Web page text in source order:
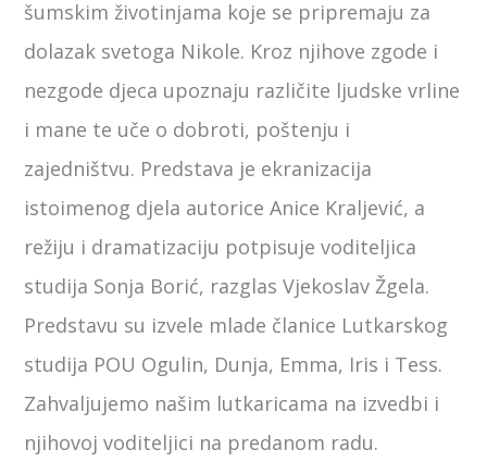
šumskim životinjama koje se pripremaju za
dolazak svetoga Nikole. Kroz njihove zgode i
nezgode djeca upoznaju različite ljudske vrline
i mane te uče o dobroti, poštenju i
zajedništvu. Predstava je ekranizacija
istoimenog djela autorice Anice Kraljević, a
režiju i dramatizaciju potpisuje voditeljica
studija Sonja Borić, razglas Vjekoslav Žgela.
Predstavu su izvele mlade članice Lutkarskog
studija POU Ogulin, Dunja, Emma, Iris i Tess.
Zahvaljujemo našim lutkaricama na izvedbi i
njihovoj voditeljici na predanom radu.